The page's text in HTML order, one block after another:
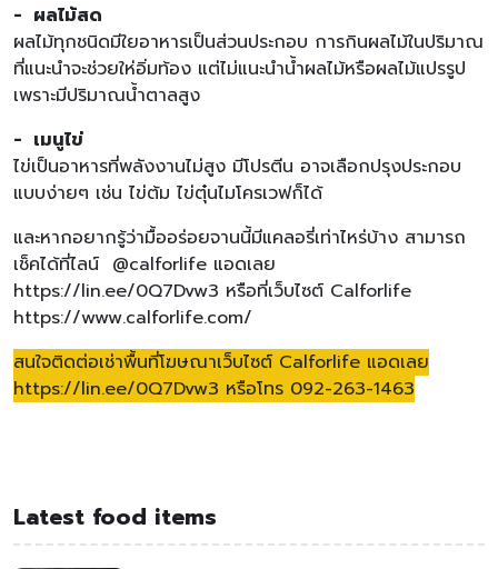
- ผลไม้สด
ผลไม้ทุกชนิดมีใยอาหารเป็นส่วนประกอบ การกินผลไม้ในปริมาณ
ที่แนะนำจะช่วยให่อิ่มท้อง แต่ไม่แนะนำน้ำผลไม้หรือผลไม้แปรรูป
เพราะมีปริมาณน้ำตาลสูง
- เมนูไข่
ไข่เป็นอาหารที่พลังงานไม่สูง มีโปรตีน อาจเลือกปรุงประกอบ
แบบง่ายๆ เช่น ไข่ต้ม ไข่ตุ๋นไมโครเวฟก็ได้
และหากอยากรู้ว่ามื้ออร่อยจานนี้มีแคลอรี่เท่าไหร่บ้าง สามารถ
เช็คได้ที่ไลน์ @calforlife แอดเลย
https://lin.ee/0Q7Dvw3 หรือที่เว็บไซต์ Calforlife
https://www.calforlife.com/
สนใจติดต่อเช่าพื้นที่โฆษณาเว็บไซต์ Calforlife แอดเลย
https://lin.ee/0Q7Dvw3 หรือโทร 092-263-1463
Latest food items